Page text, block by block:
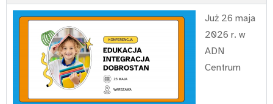
Już 26 maja
2026 r. w
ADN
Centrum